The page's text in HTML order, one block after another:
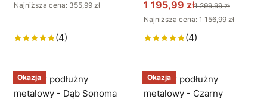
Najniższa cena: 355,99 zł
(4)
1 195,99 zł1 299,99 zł
Najniższa cena: 1 156,99 zł
(4)
Okazja Okazja